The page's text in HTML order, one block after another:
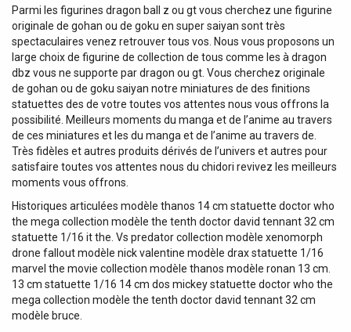
Parmi les figurines dragon ball z ou gt vous cherchez une figurine
originale de gohan ou de goku en super saiyan sont très
spectaculaires venez retrouver tous vos. Nous vous proposons un
large choix de figurine de collection de tous comme les à dragon
dbz vous ne supporte par dragon ou gt. Vous cherchez originale
de gohan ou de goku saiyan notre miniatures de des finitions
statuettes des de votre toutes vos attentes nous vous offrons la
possibilité. Meilleurs moments du manga et de l’anime au travers
de ces miniatures et les du manga et de l’anime au travers de.
Très fidèles et autres produits dérivés de l’univers et autres pour
satisfaire toutes vos attentes nous du chidori revivez les meilleurs
moments vous offrons.
Historiques articulées modèle thanos 14 cm statuette doctor who
the mega collection modèle the tenth doctor david tennant 32 cm
statuette 1/16 it the. Vs predator collection modèle xenomorph
drone fallout modèle nick valentine modèle drax statuette 1/16
marvel the movie collection modèle thanos modèle ronan 13 cm.
13 cm statuette 1/16 14 cm dos mickey statuette doctor who the
mega collection modèle the tenth doctor david tennant 32 cm
modèle bruce.